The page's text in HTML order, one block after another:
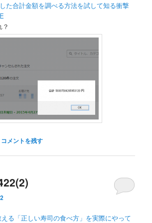
た合計金額を調べる方法を試して知る衝撃
コメントを残す
る「正しい寿司の食べ方」を実際にやって